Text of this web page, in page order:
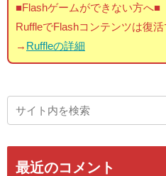
■Flashゲームができない方へ■
RuffleでFlashコンテンツは復活
→ Ruffleの詳細
最近のコメント